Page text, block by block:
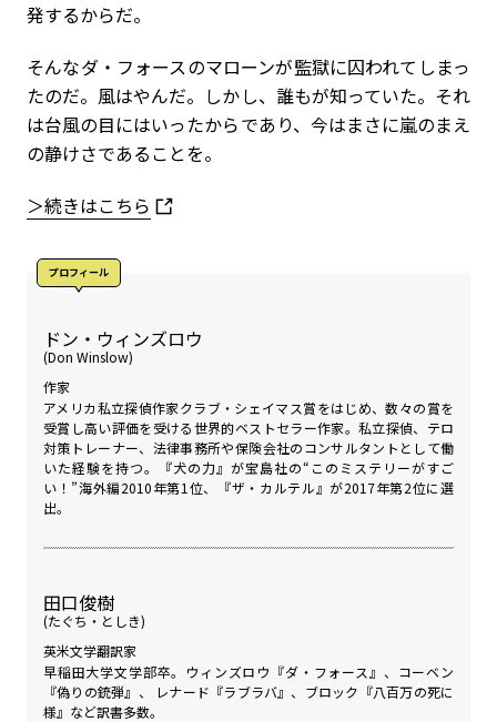
発するからだ。
そんなダ・フォースのマローンが監獄に囚われてしまっ
たのだ。風はやんだ。しかし、誰もが知っていた。それ
は台風の目にはいったからであり、今はまさに嵐のまえ
の静けさであることを。
＞続きはこちら
プロフィール
ドン・ウィンズロウ
(Don Winslow)
作家
アメリカ私立探偵作家クラブ・シェイマス賞をはじめ、数々の賞を
受賞し高い評価を受ける世界的ベストセラー作家。私立探偵、テロ
対策トレーナー、法律事務所や保険会社のコンサルタントとして働
いた経験を持つ。『犬の力』が宝島社の“このミステリーがすご
い！”海外編2010年第1位、『ザ・カルテル』が2017年第2位に選
出。
田口俊樹
(たぐち・としき)
英米文学翻訳家
早稲田大学文学部卒。ウィンズロウ『ダ・フォース』、コーベン
『偽りの銃弾』、 レナード『ラブラバ』、ブロック『八百万の死に
様』など訳書多数。